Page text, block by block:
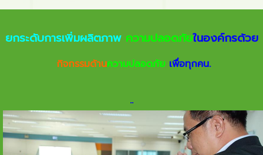
ยกระดับการเพิ่มผลิตภาพความปลอดภัยในองค์กรด้วย
กิจกรรมด้านความปลอดภัย เพื่อทุกคน.
..